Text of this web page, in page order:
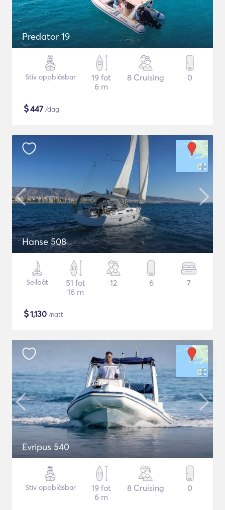
Predator 19
Stiv oppblåsbar
19 fot
6 m
8 Cruising 0
$447 /dag
Hanse 508
Seilbåt
51 fot
16 m
12 6 7
$1,130 /natt
Evripus 540
Stiv oppblåsbar
19 fot
6 m
8 Cruising 0